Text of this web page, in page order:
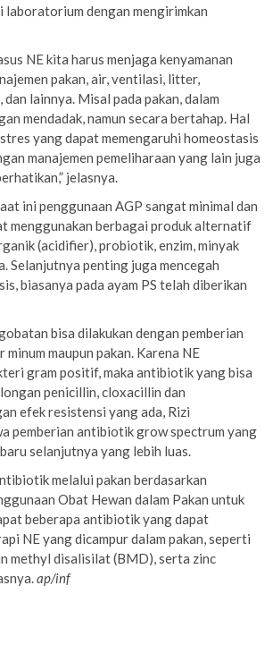
laboratorium dengan mengirimkan
NE kita harus menjaga kenyamanan
pakan, air, ventilasi, litter,
lainnya. Misal pada pakan, dalam
mendadak, namun secara bertahap. Hal
yang dapat memengaruhi homeostasis
manajemen pemeliharaan yang lain juga
jelasnya.
ini penggunaan AGP sangat minimal dan
menggunakan berbagai produk alternatif
(acidifier), probiotik, enzim, minyak
Selanjutnya penting juga mencegah
biasanya pada ayam PS telah diberikan
bisa dilakukan dengan pemberian
maupun pakan. Karena NE
gram positif, maka antibiotik yang bisa
penicillin, cloxacillin dan
efek resistensi yang ada, Rizi
pemberian antibiotik grow spectrum yang
selanjutnya yang lebih luas.
melalui pakan berdasarkan
Obat Hewan dalam Pakan untuk
beberapa antibiotik yang dapat
NE yang dicampur dalam pakan, seperti
methyl disalisilat (BMD), serta zinc
ap/inf